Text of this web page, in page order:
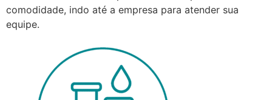
comodidade, indo até a empresa para atender sua
equipe.